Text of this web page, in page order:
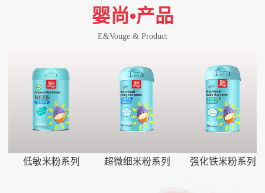
婴尚•产品
E&Vouge & Product
低敏米粉系列 超微细米粉系列 强化铁米粉系列